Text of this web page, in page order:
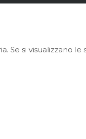
Se si visualizzano